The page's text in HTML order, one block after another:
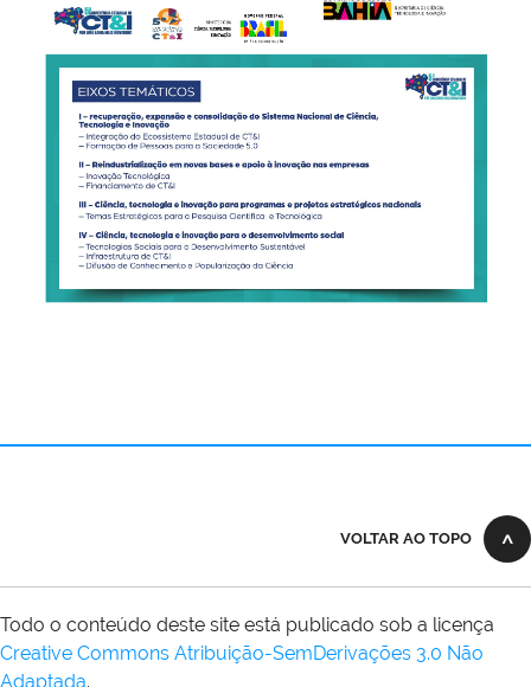
VOLTAR AO TOPO
Todo o conteúdo deste site está publicado sob a licença
Creative Commons Atribuição-SemDerivações 3.0 Não
Adaptada.